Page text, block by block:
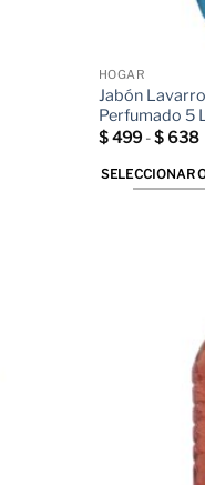
HOGAR
Jabón
Perfumado 5
$499 -$638
SELECCIONAR